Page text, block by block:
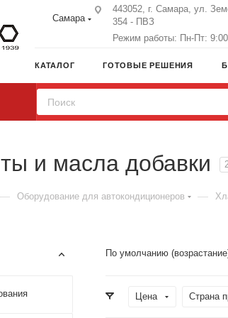
Самара
443052, г. Самара, ул.
354 - ПВЗ
Режим работы: Пн-Пт:
КАТАЛОГ ГОТОВЫЕ РЕШЕНИЯ
и масла добавки
— Оборудование для автокондиционеров —
По умолчанию
Цена Страна